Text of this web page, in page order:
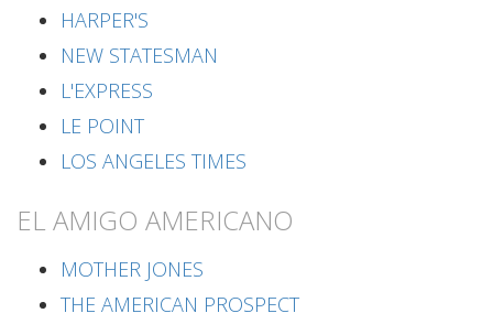
HARPER'S
NEW STATESMAN
L'EXPRESS
LE POINT
LOS ANGELES TIMES
EL AMIGO AMERICANO
MOTHER JONES
THE AMERICAN PROSPECT